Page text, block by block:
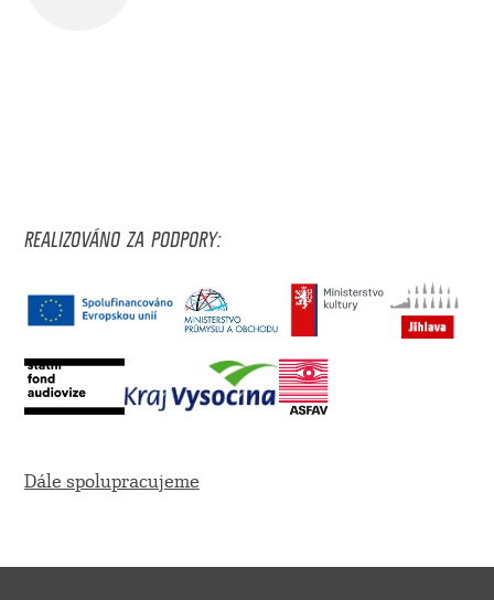
REALIZOVÁNO ZA PODPORY:
Dále spolupracujeme